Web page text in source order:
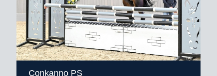
Conkanno PS